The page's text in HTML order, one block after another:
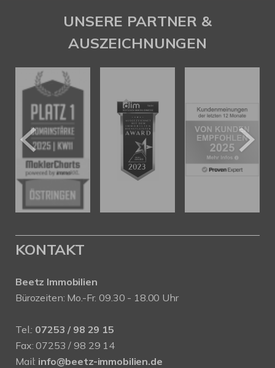
UNSERE PARTNER &
AUSZEICHNUNGEN
KONTAKT
Beetz Immobilien
Bürozeiten: Mo.-Fr. 09.30 - 18.00 Uhr
Tel.: 07253 / 98 29 15
Fax: 07253 / 98 29 14
Mail: info@beetz-immobilien.de